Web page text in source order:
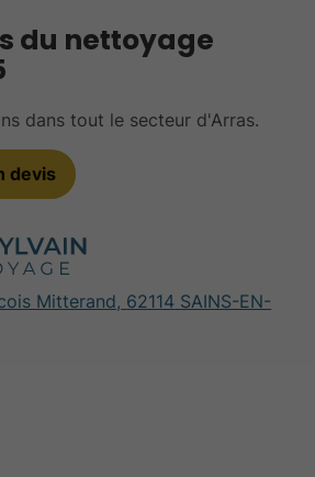
Mitterand, 62114 SAINS-EN-
du nettoyage
dans tout le secteur d'Arras.
devis